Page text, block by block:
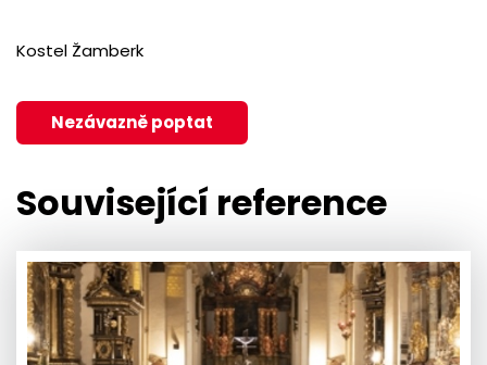
Kostel Žamberk
Nezávazně poptat
Související reference